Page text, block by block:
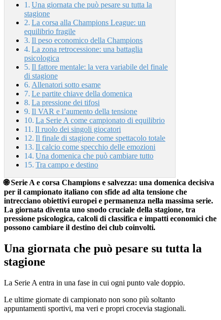
Una giornata che può pesare su tutta la
stagione
La corsa alla Champions League: un
equilibrio fragile
Il peso economico della Champions
La zona retrocessione: una battaglia
psicologica
Il fattore mentale: la vera variabile del finale
di stagione
Allenatori sotto esame
Le partite chiave della domenica
La pressione dei tifosi
Il VAR e l’aumento della tensione
La Serie A come campionato di equilibrio
Il ruolo dei singoli giocatori
Il finale di stagione come spettacolo totale
Il calcio come specchio delle emozioni
Una domenica che può cambiare tutto
Tra campo e destino
🌐 Serie A e corsa Champions e salvezza: una domenica decisiva
per il campionato italiano con sfide ad alta tensione che
intrecciano obiettivi europei e permanenza nella massima serie.
La giornata diventa uno snodo cruciale della stagione, tra
pressione psicologica, calcoli di classifica e impatti economici che
possono cambiare il destino dei club coinvolti.
Una giornata che può pesare su tutta la
stagione
La Serie A entra in una fase in cui ogni punto vale doppio.
Le ultime giornate di campionato non sono più soltanto
appuntamenti sportivi, ma veri e propri crocevia stagionali.